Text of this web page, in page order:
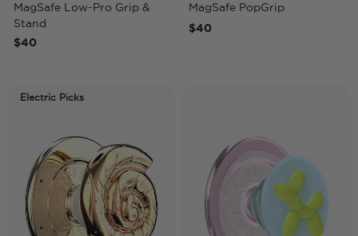
MagSafe Low-Pro Grip &
Stand
$40
MagSafe PopGrip
$40
Electric Picks